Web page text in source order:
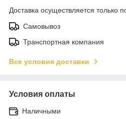
Доставка осуществляется только
Самовывоз
Транспортная компания
Все условия доставки
Условия оплаты
Наличными